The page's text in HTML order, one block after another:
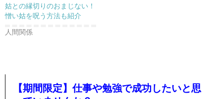
姑との縁切りのおまじない！
憎い姑を呪う方法も紹介
人間関係
【期間限定】仕事や勉強で成功したいと思